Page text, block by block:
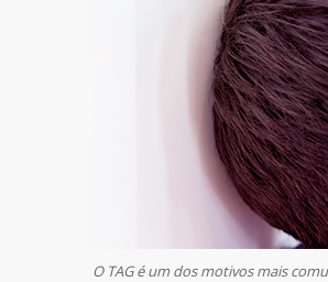
O TAG é um dos motivos mais